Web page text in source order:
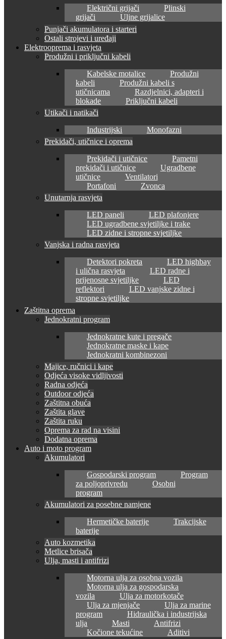
Električni grijači
Plinski
grijači
Uljne grijalice
Punjači akumulatora i starteri
Ostali strojevi i uređaji
Elektrooprema i rasvjeta
Produžni i priključni kabeli
Kabelske motalice
Produžni
kabeli
Produžni kabeli s
utičnicama
Razdjelnici, adapteri i
blokade
Priključni kabeli
Utikači i natikači
Industrijski
Monofazni
Prekidači, utičnice i oprema
Prekidači i utičnice
Pametni
prekidači i utičnice
Ugradbene
utičnice
Ventilatori
Portafoni
Zvonca
Unutarnja rasvjeta
LED paneli
LED plafonjere
LED ugradbene svjetiljke i trake
LED zidne i stropne svjetiljke
Vanjska i radna rasvjeta
Detektori pokreta
LED highbay
i ulična rasvjeta
LED radne i
prijenosne svjetiljke
LED
reflektori
LED vanjske zidne i
stropne svjetiljke
Zaštitna oprema
Jednokratni program
Jednokratne kute i pregače
Jednokratne maske i kape
Jednokratni kombinezoni
Majice, ručnici i kape
Odjeća visoke vidljivosti
Radna odjeća
Outdoor odjeća
Zaštitna obuća
Zaštita glave
Zaštita ruku
Oprema za rad na visini
Dodatna oprema
Auto i moto program
Akumulatori
Gospodarski program
Program
za poljoprivredu
Osobni
program
Akumulatori za posebne namjene
Hermetičke baterije
Trakcijske
baterije
Auto kozmetika
Metlice brisača
Ulja, masti i antifrizi
Motorna ulja za osobna vozila
Motorna ulja za gospodarska
vozila
Ulja za motorkotače
Ulja za mjenjače
Ulja za marine
program
Hidraulička i industrijska
ulja
Masti
Antifrizi
Kočione tekućine
Aditivi